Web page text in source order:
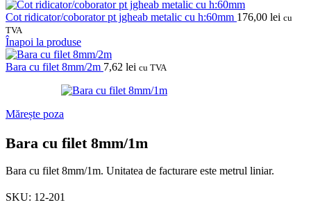
Cot ridicator/coborator pt jgheab metalic cu h:60mm 176,00 lei cu
TVA
Înapoi la produse
Bara cu filet 8mm/2m 7,62 lei cu TVA
Mărește poza
Bara cu filet 8mm/1m
Bara cu filet 8mm/1m. Unitatea de facturare este metrul liniar.
SKU: 12-201